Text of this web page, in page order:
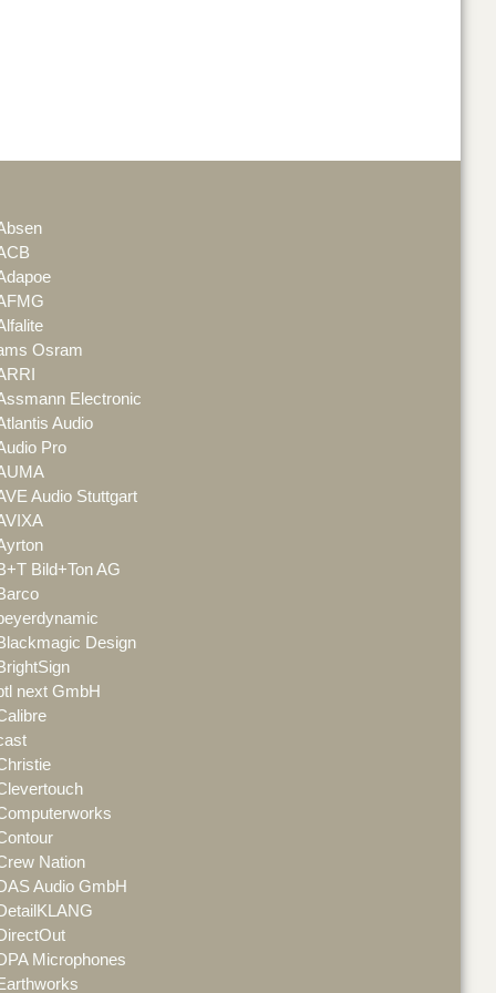
Osram
Electronic
Audio
Pro
Audio Stuttgart
Bild+Ton AG
Design
next GmbH
Nation
Audio GmbH
Microphones